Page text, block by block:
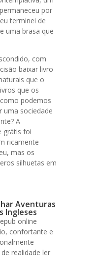
por
terminei de
uma brasa que
com
baixar livro
que o
que os
podemos
uma sociedade
A
grátis foi
ricamente
mas os
silhuetas em
Aventuras
Ingleses
online
confortante e
realidade ler